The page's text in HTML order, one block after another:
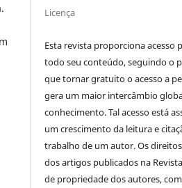
Licença
Esta revista proporciona acesso
todo seu conteúdo, seguindo o
que tornar gratuito o acesso a
gera um maior intercâmbio
conhecimento. Tal acesso está
um crescimento da leitura e
trabalho de um autor. Os
dos artigos publicados na
de propriedade dos autores,